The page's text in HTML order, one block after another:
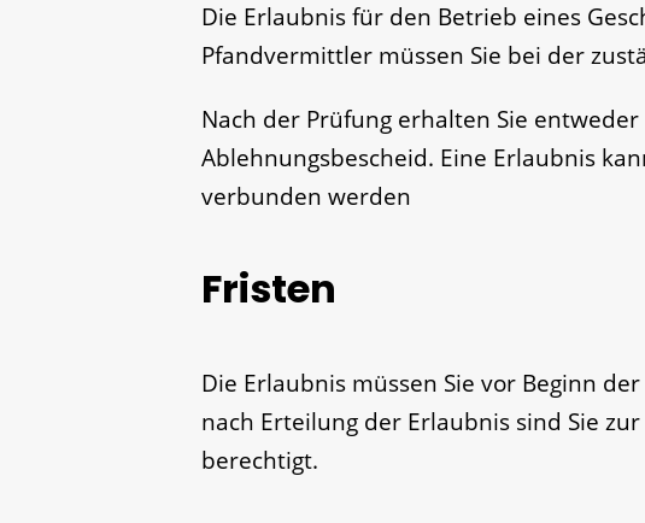
Die Erlaubnis für den Betrieb eines
Pfandvermittler müssen Sie bei der
Nach der Prüfung erhalten Sie
Ablehnungsbescheid. Eine Erlaubnis
verbunden werden
Fristen
Die Erlaubnis müssen Sie vor Beginn
nach Erteilung der Erlaubnis sind Sie
berechtigt.